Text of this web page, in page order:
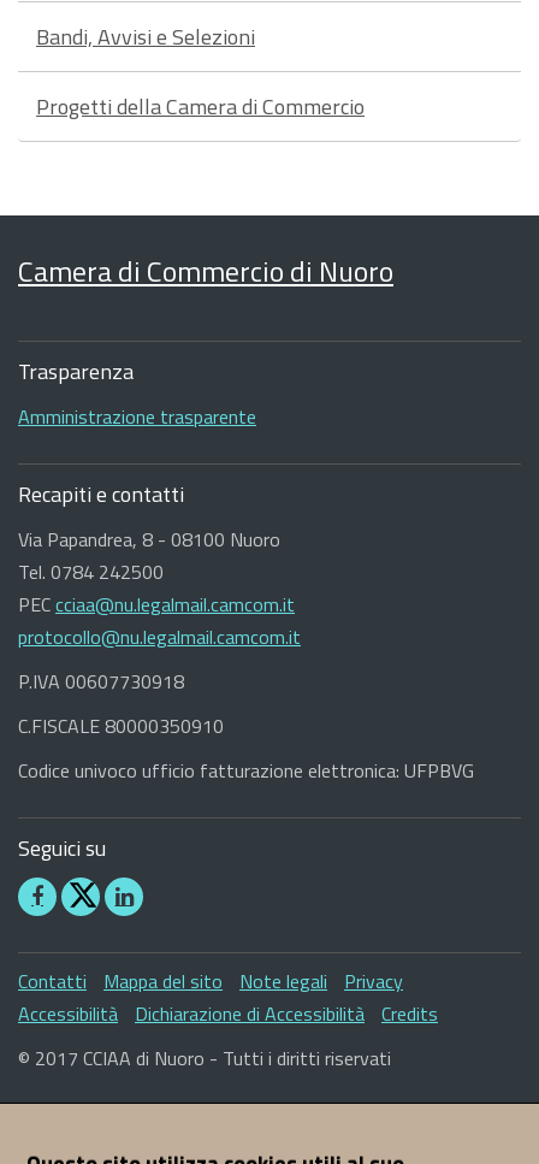
Bandi, Avvisi e Selezioni
Progetti della Camera di Commercio
Camera di Commercio di Nuoro
Sezione
Footer
Trasparenza
Amministrazione trasparente
Recapiti e contatti
Via Papandrea, 8 - 08100 Nuoro
Tel. 0784 242500
PECcciaa@nu.legalmail.camcom.it
protocollo@nu.legalmail.camcom.it
P.IVA 00607730918
C.FISCALE 80000350910
Codice univoco ufficio fatturazione elettronica: UFPBVG
Seguici su
Seguici
su
Facebook
Seguici
su
Linkedin
Sezione
Link
Contatti Mappa del sito Note legali
Privacy
Accessibilità
Dichiarazione di Accessibilità Credits
© 2017 CCIAA di Nuoro - Tutti i diritti riservati